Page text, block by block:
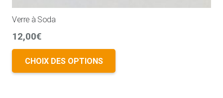
Verre à Soda
12,00€
CHOIX DES OPTIONS